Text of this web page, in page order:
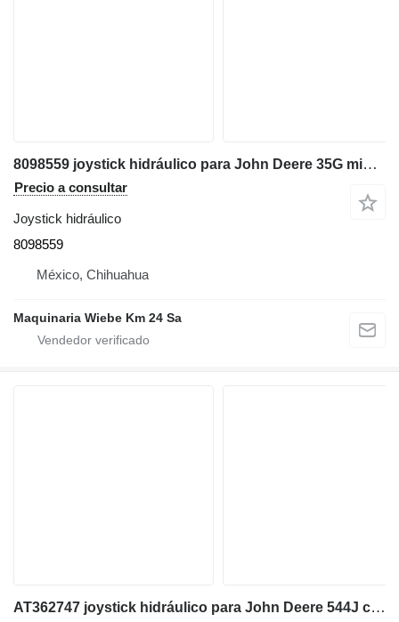
8098559 joystick hidráulico para John Deere 35G miniexcavadora
Precio a consultar
Joystick hidráulico
8098559
México, Chihuahua
Maquinaria Wiebe Km 24 Sa
AT362747 joystick hidráulico para John Deere 544J cargadora de ruedas